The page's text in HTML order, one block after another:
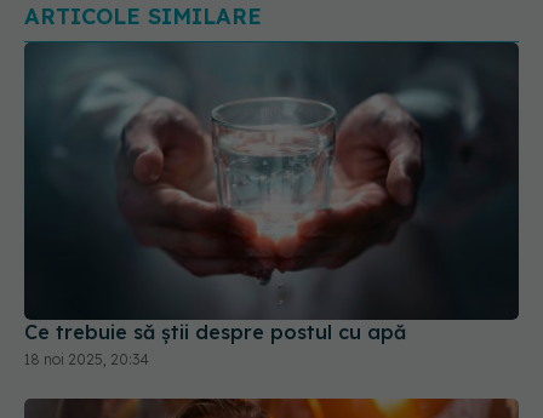
ARTICOLE SIMILARE
Ce trebuie să știi despre postul cu apă
18 noi 2025, 20:34